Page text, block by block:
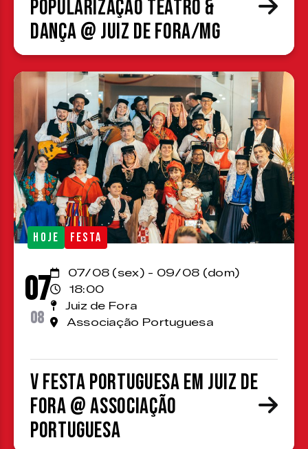
Popularização Teatro &
Dança @ Juiz de Fora/MG
HOJE FESTA
07
08
07/08 (sex) - 09/08 (dom)
18:00
Juiz de Fora
Associação Portuguesa
V Festa Portuguesa em Juiz de
Fora @ Associação
Portuguesa